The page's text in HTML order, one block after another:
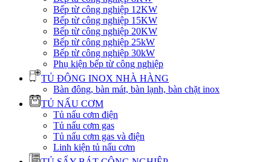
Bếp từ công nghiệp 12KW
Bếp từ công nghiệp 15KW
Bếp từ công nghiệp 20KW
Bếp từ công nghiệp 25kW
Bếp từ công nghiệp 30kW
Phụ kiện bếp từ công nghiệp
TỦ ĐÔNG INOX NHÀ HÀNG
Bàn đông, bàn mát, bàn lạnh, bàn chặt inox
TỦ NẤU CƠM
Tủ nấu cơm điện
Tủ nấu cơm gas
Tủ nấu cơm gas và điện
Linh kiện tủ nấu cơm